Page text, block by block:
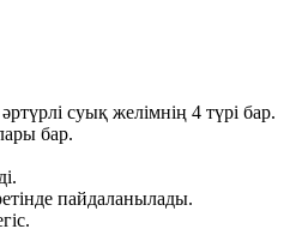
суық желімнің 4 түрі бар.
бар.
пайдаланылады.